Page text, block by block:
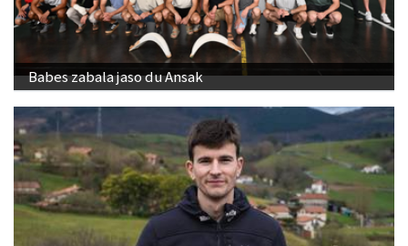
Babes zabala jaso du Ansak